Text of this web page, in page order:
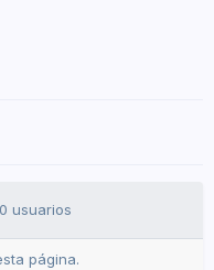
0 usuarios
página.